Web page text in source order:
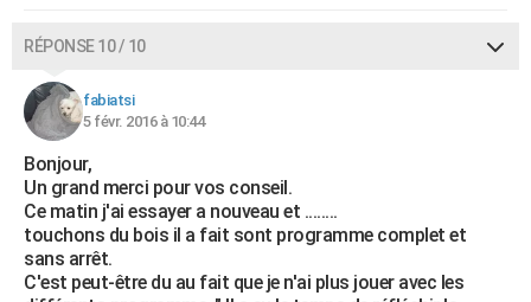
RÉPONSE 10 / 10
fabiatsi
5 févr. 2016 à 10:44
Bonjour,
Un grand merci pour vos conseil.
Ce matin j'ai essayer a nouveau et ........
touchons du bois il a fait sont programme complet et
sans arrêt.
C'est peut-être du au fait que je n'ai plus jouer avec les